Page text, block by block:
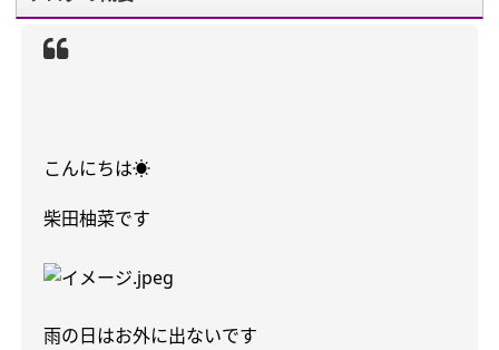
こんにちは☀️
柴田柚菜です
雨の日はお外に出ないです